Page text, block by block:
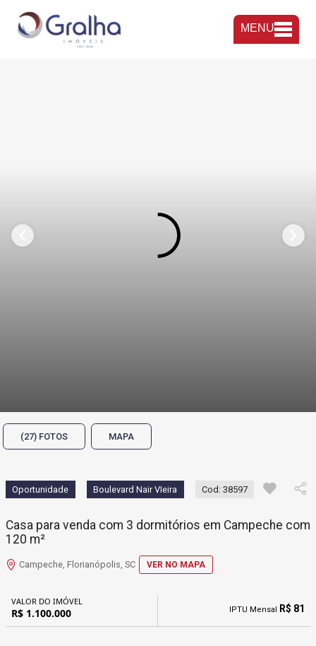
MENU
(27) FOTOS MAPA
Oportunidade Boulevard Nair VIeira Cod: 38597
Casa para venda com 3 dormitórios em Campeche com
120 m²
Campeche, Florianópolis, SC VER NO MAPA
VALOR DO IMÓVEL
R$ 1.100.000 IPTU Mensal R$ 81